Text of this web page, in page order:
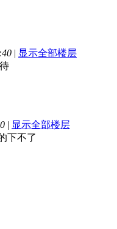
| 显示全部楼层
| 显示全部楼层
下不了